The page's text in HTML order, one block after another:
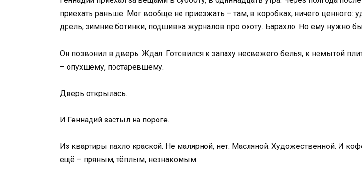
приехать раньше. Мог вообще не приезжать – там, в коробках, ничего ценного:
дрель, зимние ботинки, подшивка журналов про охоту. Барахло. Но ему нужно
Он позвонил в дверь. Ждал. Готовился к запаху несвежего белья, к немытой
– опухшему, постаревшему.
Дверь открылась.
И Геннадий застыл на пороге.
Из квартиры пахло краской. Не малярной, нет. Масляной. Художественной. И
ещё – пряным, тёплым, незнакомым.